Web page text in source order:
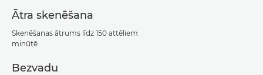
Ātra skenēšana
Skenēšanas ātrums līdz 150 attēliem
minūtē
Bezvadu